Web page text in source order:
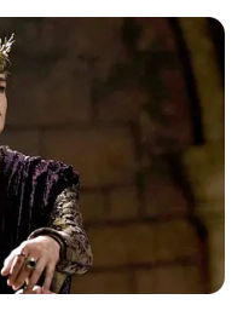
noticias que le
bien informado, por
de Alerta.